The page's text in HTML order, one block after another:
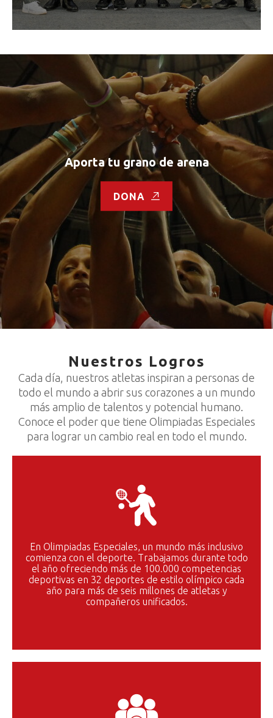
Aporta tu grano de arena
DONA
Nuestros Logros
Cada día, nuestros atletas inspiran a personas de
todo el mundo a abrir sus corazones a un mundo
más amplio de talentos y potencial humano.
Conoce el poder que tiene Olimpiadas Especiales
para lograr un cambio real en todo el mundo.
En Olimpiadas Especiales, un mundo más inclusivo
comienza con el deporte. Trabajamos durante todo
el año ofreciendo más de 100.000 competencias
deportivas en 32 deportes de estilo olímpico cada
año para más de seis millones de atletas y
compañeros unificados.